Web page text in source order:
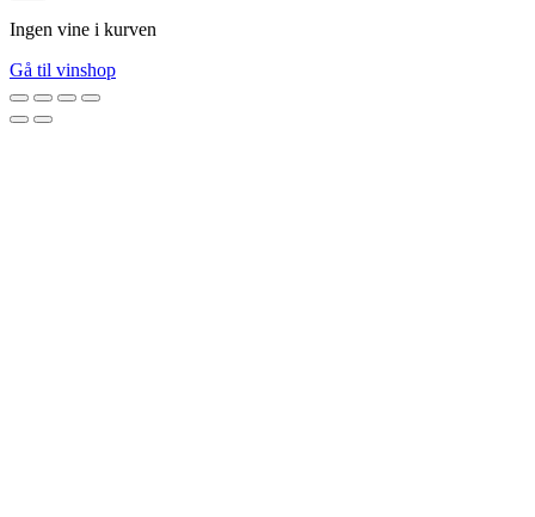
Ingen vine i kurven
Gå til vinshop